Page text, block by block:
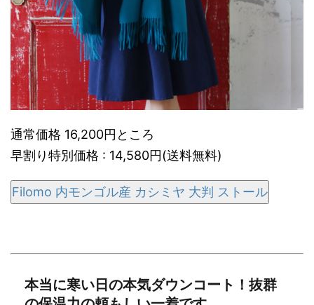
通常価格 16,200円ところ
早割り特別価格 : 14,580円(送料無料)
Filomo 内モンゴル産 カシミヤ 大判 ストール
本当に寒い日の本気ダウンコート！抜群